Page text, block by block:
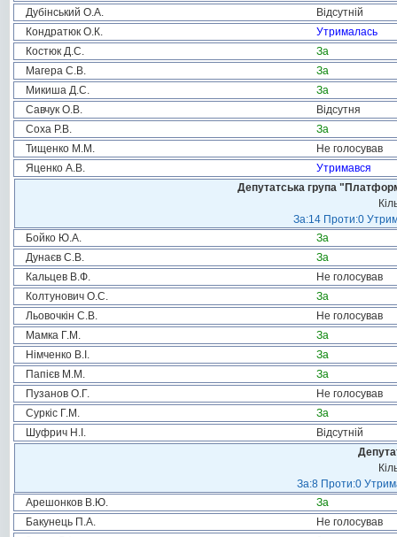
Дубінський О.А.
Відсутній
Кондратюк О.К.
Утрималась
Костюк Д.С.
За
Магера С.В.
За
Микиша Д.С.
За
Савчук О.В.
Відсутня
Соха Р.В.
За
Тищенко М.М.
Не голосував
Яценко А.В.
Утримався
Депутатська група
За:14 Проти:0
Бойко Ю.А.
За
Дунаєв С.В.
За
Кальцев В.Ф.
Не голосував
Колтунович О.С.
За
Льовочкін С.В.
Не голосував
Мамка Г.М.
За
Німченко В.І.
За
Папієв М.М.
За
Пузанов О.Г.
Не голосував
Суркіс Г.М.
За
Шуфрич Н.І.
Відсутній
За:8 Проти:0
Арешонков В.Ю.
За
Бакунець П.А.
Не голосував